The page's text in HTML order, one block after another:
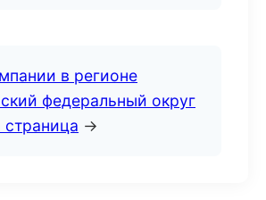
в регионе
федеральный округ
страница →